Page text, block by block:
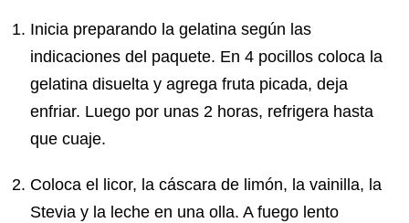
Inicia preparando la gelatina según las
indicaciones del paquete. En 4 pocillos coloca la
gelatina disuelta y agrega fruta picada, deja
enfriar. Luego por unas 2 horas, refrigera hasta
que cuaje.
Coloca el licor, la cáscara de limón, la vainilla, la
Stevia y la leche en una olla. A fuego lento